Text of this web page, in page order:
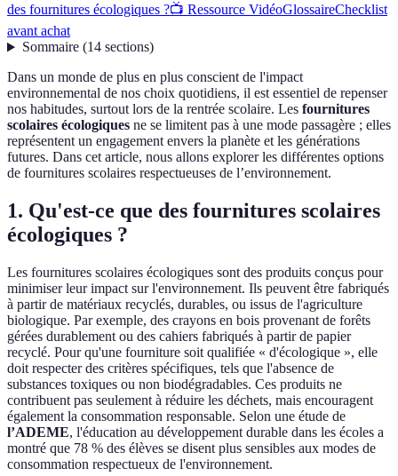
des fournitures écologiques ?📺 Ressource VidéoGlossaireChecklist
avant achat
Sommaire(14 sections)
Dans un monde de plus en plus conscient de l'impact
environnemental de nos choix quotidiens, il est essentiel de repenser
nos habitudes, surtout lors de la rentrée scolaire. Les fournitures
scolaires écologiques ne se limitent pas à une mode passagère ; elles
représentent un engagement envers la planète et les générations
futures. Dans cet article, nous allons explorer les différentes options
de fournitures scolaires respectueuses de l’environnement.
1. Qu'est-ce que des fournitures scolaires
écologiques ?
Les fournitures scolaires écologiques sont des produits conçus pour
minimiser leur impact sur l'environnement. Ils peuvent être fabriqués
à partir de matériaux recyclés, durables, ou issus de l'agriculture
biologique. Par exemple, des crayons en bois provenant de forêts
gérées durablement ou des cahiers fabriqués à partir de papier
recyclé. Pour qu'une fourniture soit qualifiée « d'écologique », elle
doit respecter des critères spécifiques, tels que l'absence de
substances toxiques ou non biodégradables. Ces produits ne
contribuent pas seulement à réduire les déchets, mais encouragent
également la consommation responsable. Selon une étude de
l’ADEME, l'éducation au développement durable dans les écoles a
montré que 78 % des élèves se disent plus sensibles aux modes de
consommation respectueux de l'environnement.